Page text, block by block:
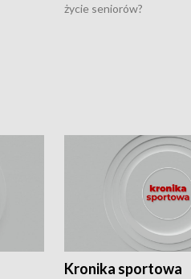
życie seniorów?
Kronika sportowa